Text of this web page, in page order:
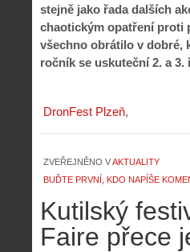
stejně jako řada dalších
chaotickým opatření proti
všechno obrátilo v dobré,
ročník se uskuteční 2. a 3.
DronFest Plzeň
ZVEŘEJNĚNO VAKTUALITY
BUĎTE PRVNÍ, KDO NAPÍŠE
Kutilský
Faire přece